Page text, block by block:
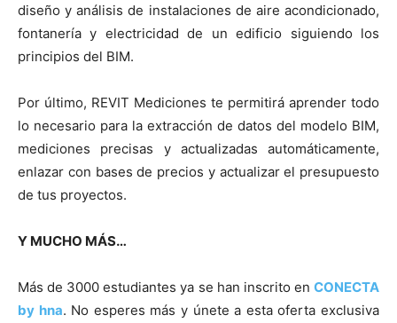
diseño y análisis de instalaciones de aire acondicionado,
fontanería y electricidad de un edificio siguiendo los
principios del BIM.
Por último, REVIT Mediciones te permitirá aprender todo
lo necesario para la extracción de datos del modelo BIM,
mediciones precisas y actualizadas automáticamente,
enlazar con bases de precios y actualizar el presupuesto
de tus proyectos.
Y MUCHO MÁS…
Más de 3000 estudiantes ya se han inscrito en CONECTA
by hna. No esperes más y únete a esta oferta exclusiva